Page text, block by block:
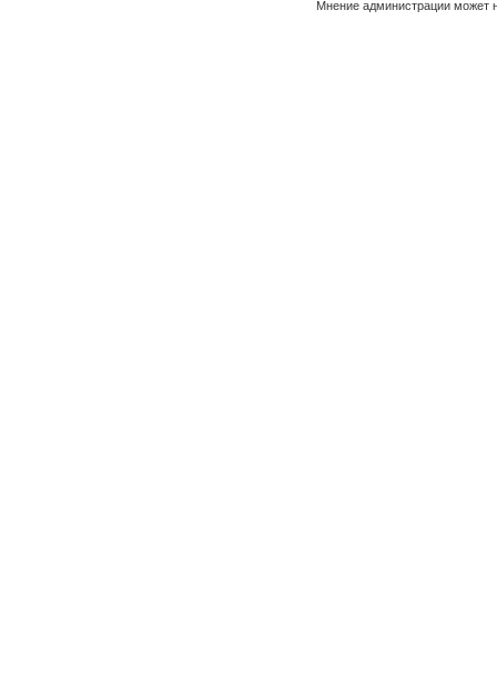
Мнение администрации может